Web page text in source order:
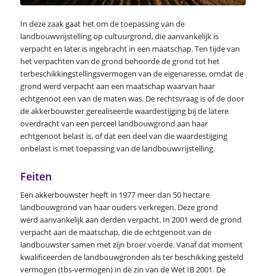
In deze zaak gaat het om de toepassing van de
landbouwvrijstelling op cultuurgrond, die aanvankelijk is
verpacht en later is ingebracht in een maatschap. Ten tijde van
het verpachten van de grond behoorde de grond tot het
terbeschikkingstellingsvermogen van de eigenaresse, omdat de
grond werd verpacht aan een maatschap waarvan haar
echtgenoot een van de maten was. De rechtsvraag is of de door
de akkerbouwster gerealiseerde waardestijging bij de latere
overdracht van een perceel landbouwgrond aan haar
echtgenoot belast is, of dat een deel van die waardestijging
onbelast is met toepassing van de landbouwvrijstelling.
Feiten
Een akkerbouwster heeft in 1977 meer dan 50 hectare
landbouwgrond van haar ouders verkregen. Deze grond
werd aanvankelijk aan derden verpacht. In 2001 werd de grond
verpacht aan de maatschap, die de echtgenoot van de
landbouwster samen met zijn broer voerde. Vanaf dat moment
kwalificeerden de landbouwgronden als ter beschikking gesteld
vermogen (tbs-vermogen) in de zin van de Wet IB 2001. De